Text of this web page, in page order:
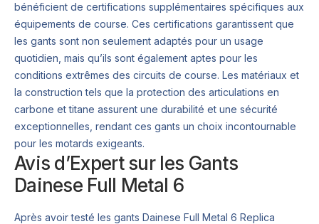
bénéficient de certifications supplémentaires spécifiques aux
équipements de course. Ces certifications garantissent que
les gants sont non seulement adaptés pour un usage
quotidien, mais qu’ils sont également aptes pour les
conditions extrêmes des circuits de course. Les matériaux et
la construction tels que la protection des articulations en
carbone et titane assurent une durabilité et une sécurité
exceptionnelles, rendant ces gants un choix incontournable
pour les motards exigeants.
Avis d’Expert sur les Gants
Dainese Full Metal 6
Après avoir testé les gants Dainese Full Metal 6 Replica